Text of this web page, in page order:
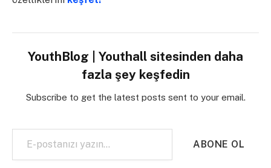
YouthBlog | Youthall sitesinden daha
fazla şey keşfedin
Subscribe to get the latest posts sent to your email.
E-postanızı yazın…
ABONE OL